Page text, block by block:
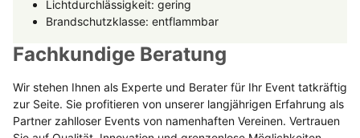
Lichtdurchlässigkeit: gering
Brandschutzklasse: entflammbar
Fachkundige Beratung
Wir stehen Ihnen als Experte und Berater für Ihr Event tatkräftig
zur Seite. Sie profitieren von unserer langjährigen Erfahrung als
Partner zahlloser Events von namenhaften Vereinen. Vertrauen